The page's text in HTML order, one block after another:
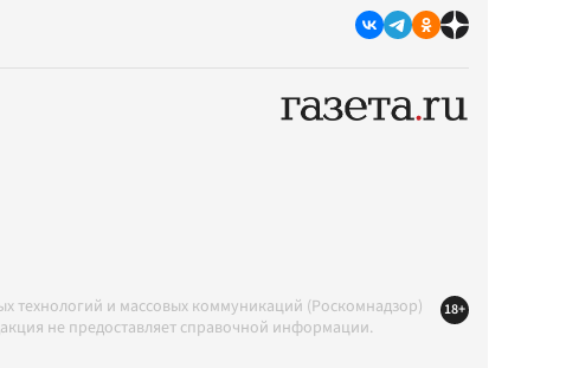
технологий и массовых коммуникаций (Роскомнадзор)
не предоставляет справочной информации.
18+